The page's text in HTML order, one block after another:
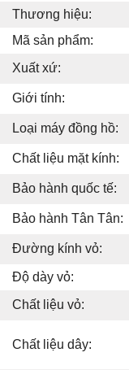
Thương hiệu:
Mã sản phẩm:
Xuất xứ:
Giới tính:
Loại máy đồng hồ:
Chất liệu mặt kính:
Bảo hành quốc tế:
Bảo hành Tân Tân:
Đường kính vỏ:
Độ dày vỏ:
Chất liệu vỏ:
Chất liệu dây: